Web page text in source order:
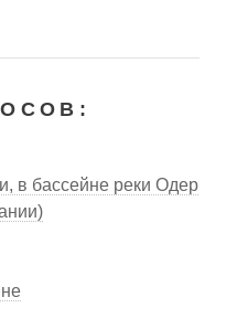
в бассейне реки Одер